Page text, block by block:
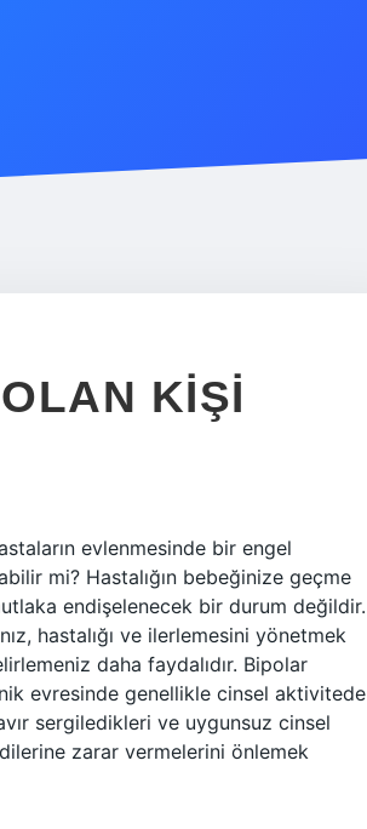
KIŞI
evlenmesinde bir engel
mi? Hastalığın bebeğinize geçme
endişelenecek bir durum değildir.
hastalığı ve ilerlemesini yönetmek
daha faydalıdır. Bipolar
evresinde genellikle cinsel aktivitede
sergiledikleri ve uygunsuz cinsel
zarar vermelerini önlemek